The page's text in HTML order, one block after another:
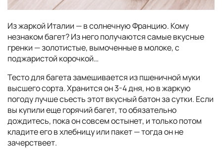
Из жаркой Италии — в солнечную Францию. Кому
незнаком багет? Из него получаются самые вкусные
гренки — золотистые, вымоченные в молоке, с
поджаристой корочкой…
Тесто для багета замешивается из пшеничной муки
высшего сорта. Хранится он 3-4 дня, но в жаркую
погоду лучше съесть этот вкусный батон за сутки. Если
вы купили еще горячий багет, то обязательно
дождитесь, пока он совсем остынет, и только потом
кладите его в хлебницу или пакет — тогда он не
зачерствеет.